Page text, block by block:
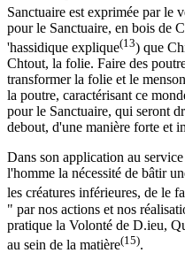
Sanctuaire est exprimée par le
pour le Sanctuaire, en bois de
'hassidique explique(13) que
Chtout, la folie. Faire des
transformer la folie et le
la poutre, caractérisant ce
pour le Sanctuaire, qui seront
debout, d'une manière forte et
Dans son application au
l'homme la nécessité de bâtir
les créatures inférieures, de le
" par nos actions et nos
pratique la Volonté de D.ieu,
au sein de la matière(15).